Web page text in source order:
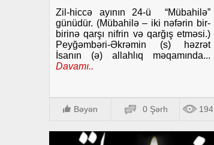
Zil-hiccə ayının 24-ü “Mübahilə”
günüdür. (Mübahilə – iki nəfərin bir-
birinə qarşı nifrin və qarğış etməsi.)
Peyğəmbəri-Əkrəmin (s) həzrət
İsanın (ə) allahlıq məqamında...
Davamı..
Bəyən 0 Şərh 194